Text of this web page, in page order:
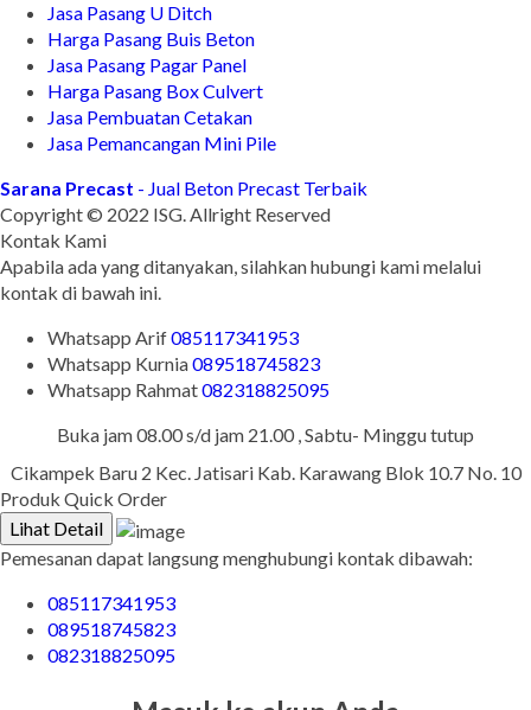
Jasa Pasang U Ditch
Harga Pasang Buis Beton
Jasa Pasang Pagar Panel
Harga Pasang Box Culvert
Jasa Pembuatan Cetakan
Jasa Pemancangan Mini Pile
Sarana Precast - Jual Beton Precast Terbaik
Copyright © 2022 ISG. Allright Reserved
Kontak Kami
Apabila ada yang ditanyakan, silahkan hubungi kami melalui
kontak di bawah ini.
Whatsapp Arif085117341953
Whatsapp Kurnia089518745823
Whatsapp Rahmat082318825095
Buka jam 08.00 s/d jam 21.00 , Sabtu- Minggu tutup
Cikampek Baru 2 Kec. Jatisari Kab. Karawang Blok 10.7 No. 10
Produk Quick Order
Lihat Detail
Pemesanan dapat langsung menghubungi kontak dibawah:
085117341953
089518745823
082318825095